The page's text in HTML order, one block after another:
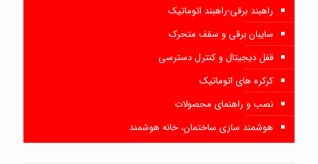
راهبند برقی-راهبند اتوماتیک
سایبان برقی و سقف متحرک
قفل دیجیتال و کنترل دسترسی
کرکره های اتوماتیک
نصب و راهنمای محصولات
هوشمند سازی ساختمان، خانه هوشمند